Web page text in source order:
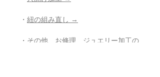
・ 紐の組み直し →
・ その他、お修理、ジュエリー加工の